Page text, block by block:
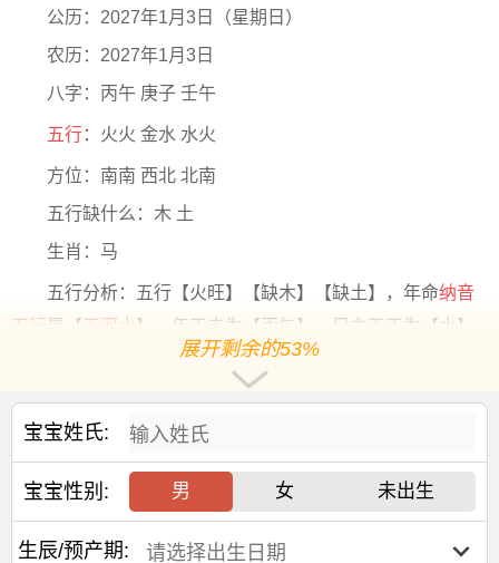
公历：2027年1月3日（星期日）
农历：2027年1月3日
八字：丙午 庚子 壬午
五行：火火 金水 水火
方位：南南 西北 北南
五行缺什么：木 土
生肖：马
五行分析：五行【火旺】【缺木】【缺土】，年命纳音
五行
是【 天河水 】，年干支为【丙午】，日主天干为【水】
阳历2027-1-3出生，出生8年10个月10天后起运，阳历
大运干支：乙卯 乙丑 乙亥
亥
交运年份：
展开剩余的53%
宝宝姓氏:
宝宝性别: 男 女 未出生
生辰/预产期: